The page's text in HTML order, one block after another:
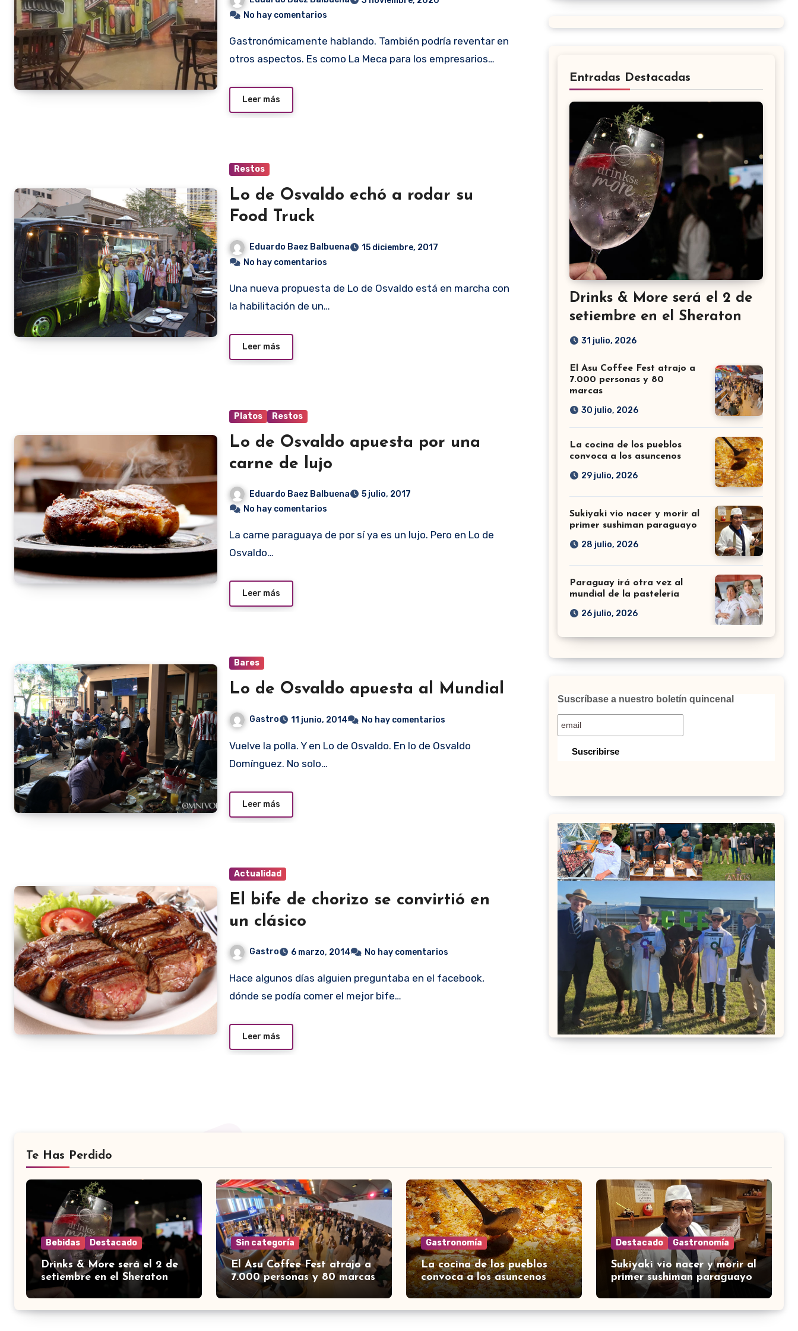
No hay comentarios
Gastronómicamente hablando. También podría reventar en
otros aspectos. Es como La Meca para los empresarios…
Leer más
Restos
Lo de Osvaldo echó a rodar su
Food Truck
Eduardo Baez Balbuena
15 diciembre, 2017
No hay comentarios
Una nueva propuesta de Lo de Osvaldo está en marcha con
la habilitación de un…
Leer más
Platos Restos
Lo de Osvaldo apuesta por una
carne de lujo
Eduardo Baez Balbuena
5 julio, 2017
No hay comentarios
La carne paraguaya de por sí ya es un lujo. Pero en Lo de
Osvaldo…
Leer más
Bares
Lo de Osvaldo apuesta al Mundial
Gastro 11 junio, 2014 No hay comentarios
Vuelve la polla. Y en Lo de Osvaldo. En lo de Osvaldo
Domínguez. No solo…
Leer más
Actualidad
El bife de chorizo se convirtió en
un clásico
Gastro 6 marzo, 2014 No hay comentarios
Hace algunos días alguien preguntaba en el facebook,
dónde se podía comer el mejor bife…
Leer más
Entradas Destacadas
Drinks & More será el 2 de
setiembre en el Sheraton
31 julio, 2026
El Asu Coffee Fest atrajo a
7.000 personas y 80
marcas
30 julio, 2026
La cocina de los pueblos
convoca a los asuncenos
29 julio, 2026
Sukiyaki vio nacer y morir al
primer sushiman paraguayo
28 julio, 2026
Paraguay irá otra vez al
mundial de la pastelería
26 julio, 2026
Suscríbase a nuestro boletín quincenal
Te Has Perdido
Bebidas Destacado
Drinks & More será el 2 de
setiembre en el Sheraton
Sin categoría
El Asu Coffee Fest atrajo a
7.000 personas y 80 marcas
Gastronomía
La cocina de los pueblos
convoca a los asuncenos
Destacado Gastronomía
Sukiyaki vio nacer y morir al
primer sushiman paraguayo